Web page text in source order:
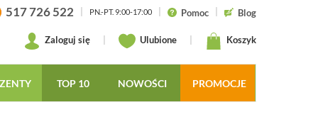
517 726 522 PN.-PT. 9:00-17:00 Pomoc Blog
Zaloguj się Ulubione Koszyk
TOP 10 NOWOŚCI PROMOCJE